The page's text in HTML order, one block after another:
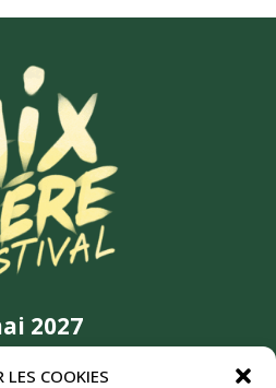
LES COOKIES
2027
en-Provence